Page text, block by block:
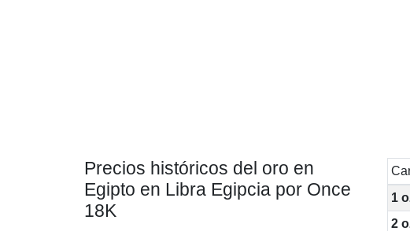
Precios históricos del oro en
Egipto en Libra Egipcia por Once
18K
1
2